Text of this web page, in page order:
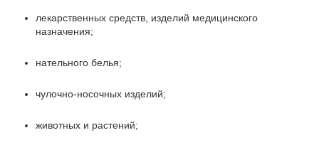
лекарственных средств, изделий медицинского
назначения;
нательного белья;
чулочно-носочных изделий;
животных и растений;